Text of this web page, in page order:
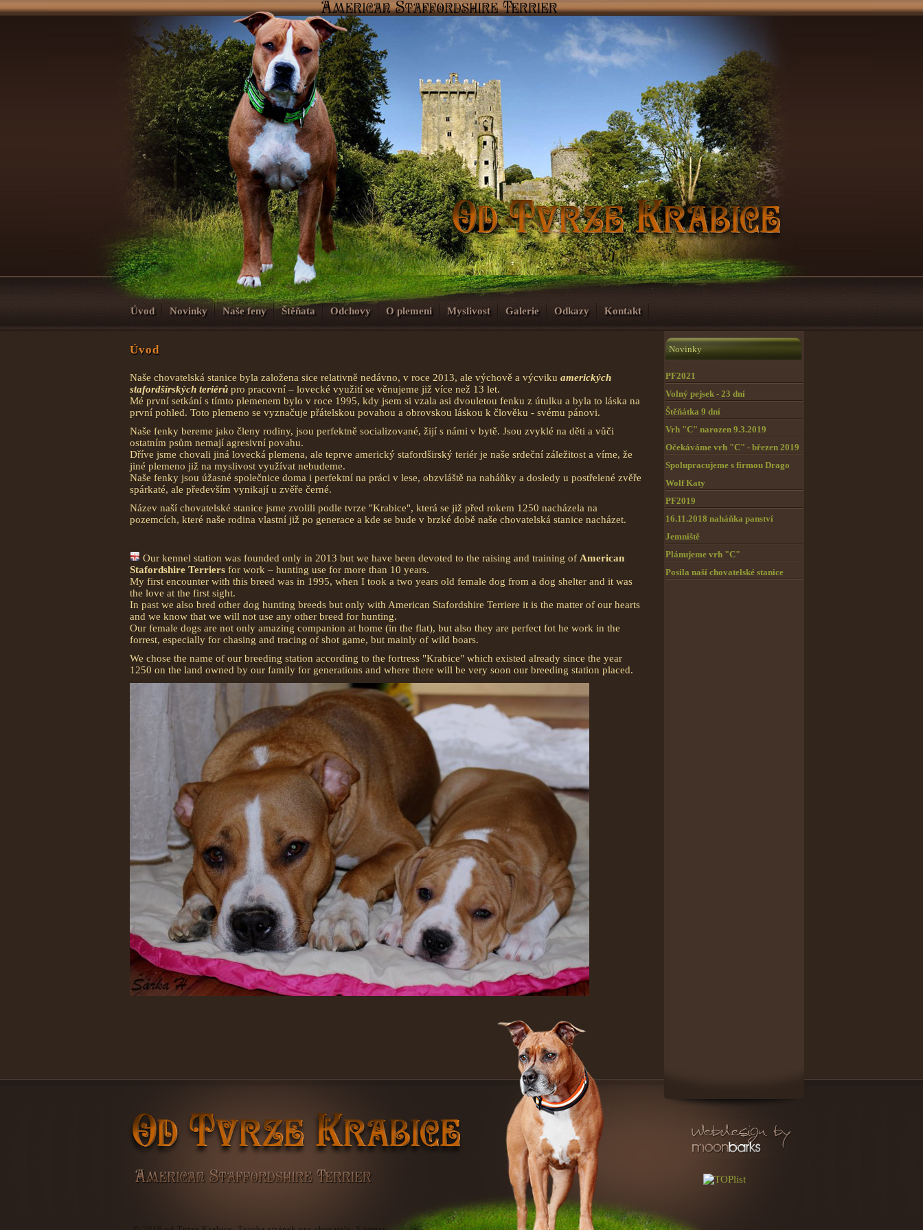
Úvod Novinky Naše feny Štěňata Odchovy O plemeni Myslivost Galerie Odkazy Kontakt
Úvod
Naše chovatelská stanice byla založena sice relativně nedávno, v roce 2013, ale výchově a výcviku amerických
stafordšírských teriérůpro pracovní – lovecké využití se věnujeme již více než 13 let.
Mé první setkání s tímto plemenem bylo v roce 1995, kdy jsem si vzala asi dvouletou fenku z útulku a byla to láska na
první pohled. Toto plemeno se vyznačuje přátelskou povahou a obrovskou láskou k člověku - svému pánovi.
Naše fenky bereme jako členy rodiny, jsou perfektně socializované, žijí s námi v bytě. Jsou zvyklé na děti a vůči
ostatním psům nemají agresivní povahu.
Dříve jsme chovali jiná lovecká plemena, ale teprve americký stafordširský teriér je naše srdeční záležitost a víme, že
jiné plemeno již na myslivost využívat nebudeme.
Naše fenky jsou úžasné společnice doma i perfektní na práci v lese, obzvláště na naháňky a dosledy u postřelené zvěře
spárkaté, ale především vynikají u zvěře černé.
Název naší chovatelské stanice jsme zvolili podle tvrze "Krabice", která se již před rokem 1250 nacházela na
pozemcích, které naše rodina vlastní již po generace a kde se bude v brzké době naše chovatelská stanice nacházet.
Our kennel station was founded only in 2013 but we have been devoted to the raising and training of American
Stafordshire Terriersfor work – hunting use for more than 10 years.
My first encounter with this breed was in 1995, when I took a two years old female dog from a dog shelter and it was
the love at the first sight.
In past we also bred other dog hunting breeds but only with American Stafordshire Terriere it is the matter of our hearts
and we know that we will not use any other breed for hunting.
Our female dogs are not only amazing companion at home (in the flat), but also they are perfect fot he work in the
forrest, especially for chasing and tracing of shot game, but mainly of wild boars.
We chose the name of our breeding station according to the fortress "Krabice" which existed already since the year
1250 on the land owned by our family for generations and where there will be very soon our breeding station placed.
Novinky
PF2021
Volný pejsek - 23 dní
Štěňátka 9 dní
Vrh "C" narozen 9.3.2019
Očekáváme vrh "C" - březen 2019
Spolupracujeme s firmou Drago
Wolf Katy
PF2019
16.11.2018 naháňka panství
Jemniště
Plánujeme vrh "C"
Posila naší chovatelské stanice